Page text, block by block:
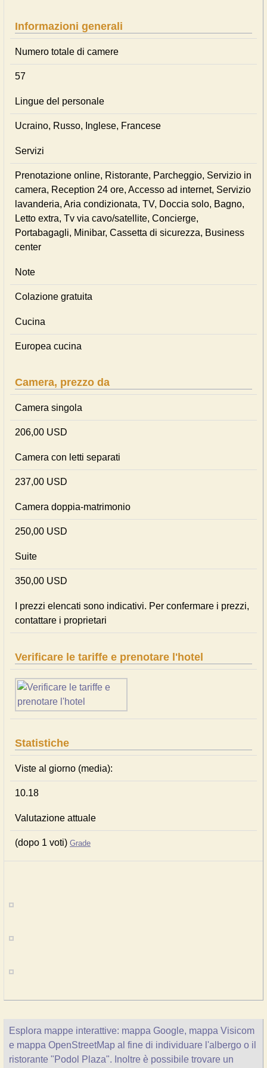
Informazioni generali
Numero totale di camere
57
Lingue del personale
Ucraino, Russo, Inglese, Francese
Servizi
Prenotazione online, Ristorante, Parcheggio, Servizio in
camera, Reception 24 ore, Accesso ad internet, Servizio
lavanderia, Aria condizionata, TV, Doccia solo, Bagno,
Letto extra, Tv via cavo/satellite, Concierge,
Portabagagli, Minibar, Cassetta di sicurezza, Business
center
Note
Colazione gratuita
Cucina
Europea cucina
Camera, prezzo da
Camera singola
206,00 USD
Camera con letti separati
237,00 USD
Camera doppia-matrimonio
250,00 USD
Suite
350,00 USD
I prezzi elencati sono indicativi. Per confermare i prezzi,
contattare i proprietari
Verificare le tariffe e prenotare l'hotel
Statistiche
Viste al giorno (media):
10.18
Valutazione attuale
(dopo 1 voti) Grade
Esplora mappe interattive: mappa Google, mappa Visicom
e mappa OpenStreetMap al fine di individuare l'albergo o il
ristorante "Podol Plaza". Inoltre è possibile trovare un